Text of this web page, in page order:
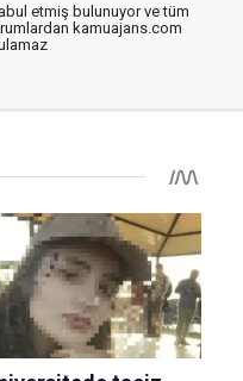
etmiş bulunuyor ve tüm
kamuajans.com